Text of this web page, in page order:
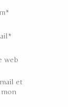
*
*
web
et